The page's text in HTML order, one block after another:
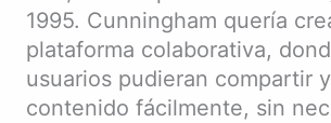
1995. Cunningham quería
plataforma colaborativa,
usuarios pudieran compartir
contenido fácilmente, sin